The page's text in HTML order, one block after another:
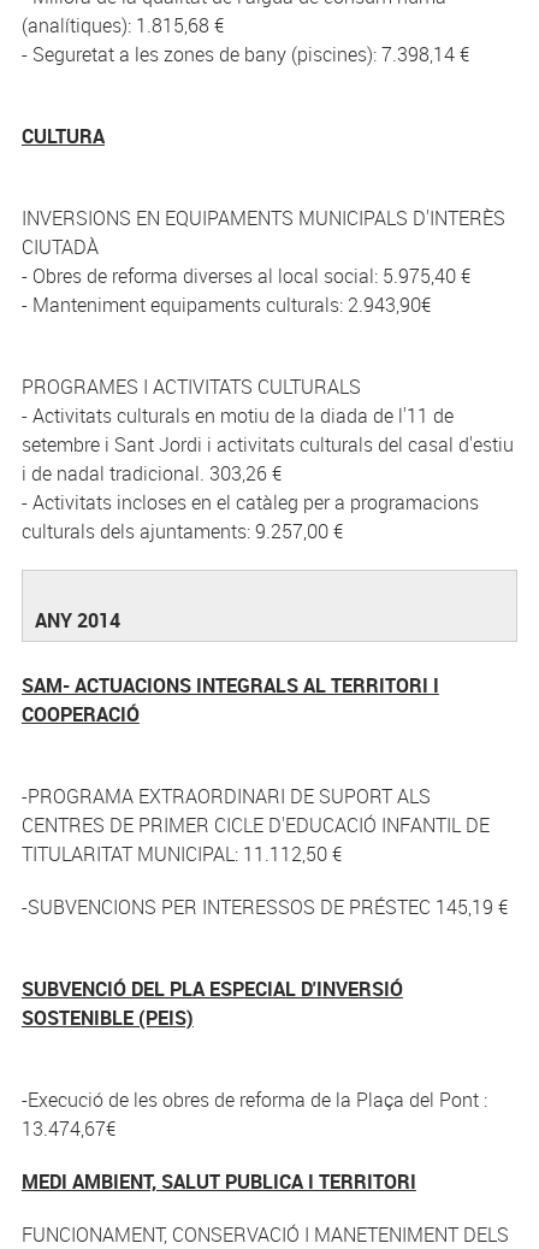
(analítiques): 1.815,68 €
- Seguretat a les zones de bany (piscines): 7.398,14 €
CULTURA
INVERSIONS EN EQUIPAMENTS MUNICIPALS D'INTERÈS
CIUTADÀ
- Obres de reforma diverses al local social: 5.975,40 €
- Manteniment equipaments culturals: 2.943,90€
PROGRAMES I ACTIVITATS CULTURALS
- Activitats culturals en motiu de la diada de l'11 de
setembre i Sant Jordi i activitats culturals del casal d'estiu
i de nadal tradicional. 303,26 €
- Activitats incloses en el catàleg per a programacions
culturals dels ajuntaments: 9.257,00 €
ANY 2014
SAM- ACTUACIONS INTEGRALS AL TERRITORI I
COOPERACIÓ
-PROGRAMA EXTRAORDINARI DE SUPORT ALS
CENTRES DE PRIMER CICLE D'EDUCACIÓ INFANTIL DE
TITULARITAT MUNICIPAL: 11.112,50 €
-SUBVENCIONS PER INTERESSOS DE PRÉSTEC 145,19 €
SUBVENCIÓ DEL PLA ESPECIAL D'INVERSIÓ
SOSTENIBLE (PEIS)
-Execució de les obres de reforma de la Plaça del Pont :
13.474,67€
MEDI AMBIENT, SALUT PUBLICA I TERRITORI
FUNCIONAMENT, CONSERVACIÓ I MANETENIMENT DELS